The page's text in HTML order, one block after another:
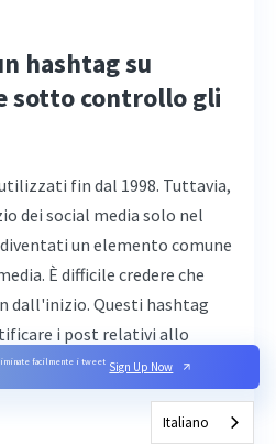
facilmente i tweet Sign Up Now
hashtag su
sotto controllo gli
fin dal 1998. Tuttavia,
dei social media solo nel
un elemento comune
È difficile credere che
dall'inizio. Questi hashtag
i post relativi allo
Italiano